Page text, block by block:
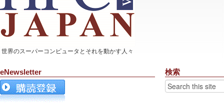
世界のスーパーコンピュータとそれを動かす人々
eNewsletter 検索